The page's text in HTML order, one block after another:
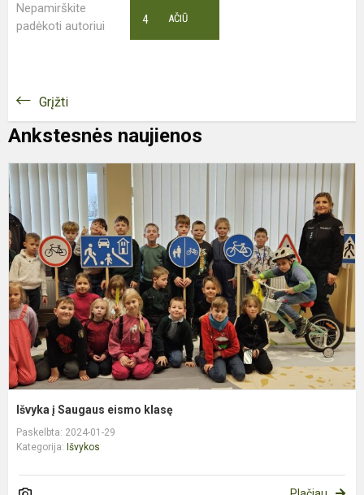
Nepamirškite
padėkoti autoriui
AČIŪ
4
Grįžti
Ankstesnės naujienos
Išvyka į Saugaus eismo klasę
Paskelbta: 2024-01-29
Kategorija: Išvykos